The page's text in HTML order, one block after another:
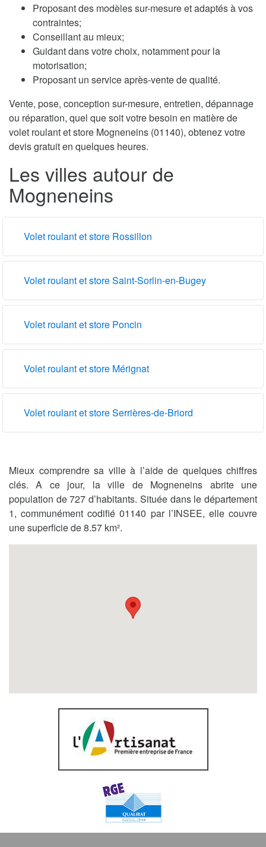
Proposant des modèles sur-mesure et adaptés à vos
contraintes;
Conseillant au mieux;
Guidant dans votre choix, notamment pour la
motorisation;
Proposant un service après-vente de qualité.
Vente, pose, conception sur-mesure, entretien, dépannage
ou réparation, quel que soit votre besoin en matière de
volet roulant et store Mogneneins (01140), obtenez votre
devis gratuit en quelques heures.
Les villes autour de
Mogneneins
Volet roulant et store Rossillon
Volet roulant et store Saint-Sorlin-en-Bugey
Volet roulant et store Poncin
Volet roulant et store Mérignat
Volet roulant et store Serrières-de-Briord
Mieux comprendre sa ville à l’aide de quelques chiffres
clés. A ce jour, la ville de Mogneneins abrite une
population de 727 d’habitants. Située dans le département
1, communément codifié 01140 par l’INSEE, elle couvre
une superficie de 8.57 km².